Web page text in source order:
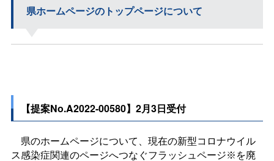
県ホームページのトップページについて
【提案No.A2022-00580】2月3日受付
県のホームページについて、現在の新型コロナウイル
ス感染症関連のページへつなぐフラッシュページ※を廃